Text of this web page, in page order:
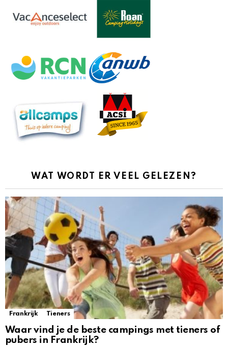
WAT WORDT ER VEEL GELEZEN?
Frankrijk Tieners
Waar vind je de beste campings met tieners of
pubers in Frankrijk?